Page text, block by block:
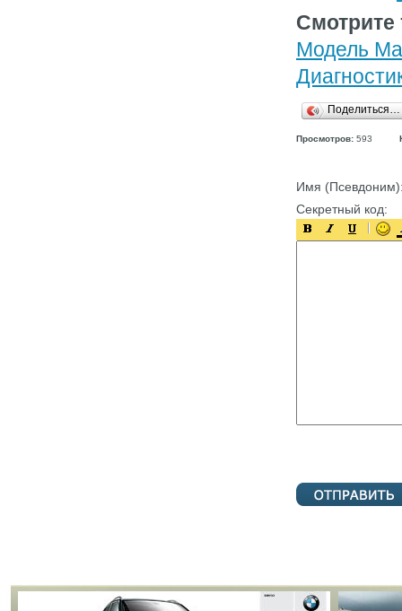
Смотрите
Модель
Поделиться…
Просмотров: 593
Имя
Секретный код: